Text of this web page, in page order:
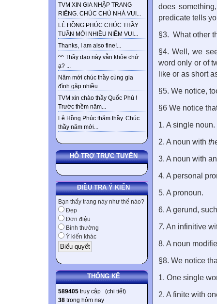
TVM XIN GIA NHẬP TRANG
RIÊNG. CHÚC CHỦ NHÀ VUI...
LÊ HỒNG PHÚC CHÚC THẦY
TUẦN MỚI NHIỀU NIỀM VUI...
Thanks, I am also fine!...
^^ Thầy dạo này vẫn khỏe chứ
ạ? ...
Năm mới chúc thầy cùng gia
đình gặp nhiều...
TVM xin chào thầy Quốc Phú !
Trước thềm năm...
Lê Hồng Phúc thăm thầy. Chúc
thầy năm mới...
HỖ TRỢ TRỰC TUYẾN
ĐIỀU TRA Ý KIẾN
Bạn thấy trang này như thế nào?
Đẹp
Đơn điệu
Bình thường
Ý kiến khác
THỐNG KÊ
589405 truy cập (chi tiết)
38 trong hôm nay
does
predicate tells
§3. What other
§4. Well, we
word only or of
like or as short
§5. We notice,
§6 We notice
1. A single noun.
2. A noun with
3. A noun with
4. A personal
5. A pronoun.
6. A gerund,
7. An infinitive
8. A noun
§8. We notice
1. One single
2. A finite with